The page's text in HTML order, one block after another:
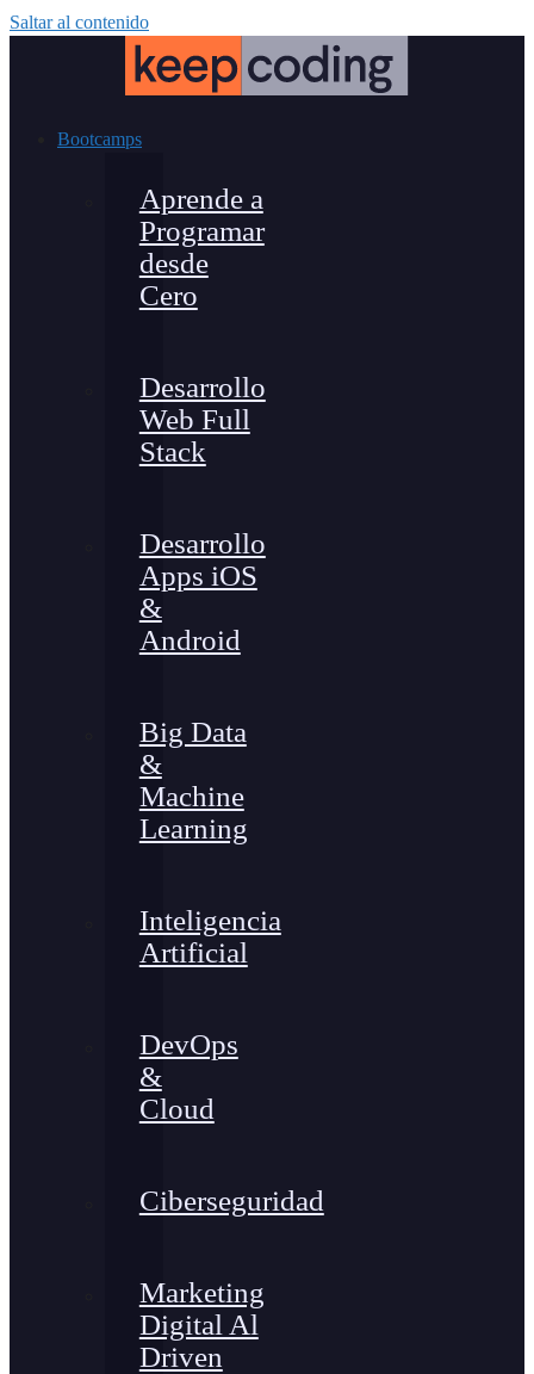
Saltar al contenido
Bootcamps
Aprende a
Programar
desde
Cero
Desarrollo
Web Full
Stack
Desarrollo
Apps iOS
&
Android
Big Data
&
Machine
Learning
Inteligencia
Artificial
DevOps
&
Cloud
Ciberseguridad
Marketing
Digital Al
Driven